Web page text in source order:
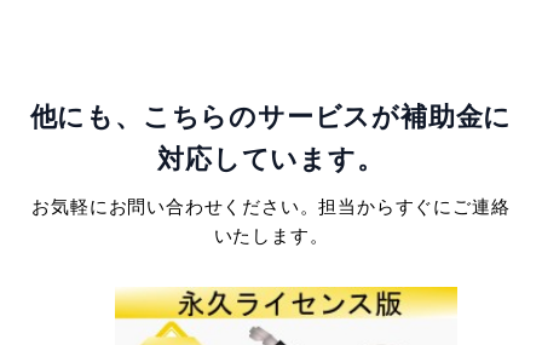
他にも、こちらのサービスが補助金に
対応しています。
お気軽にお問い合わせください。担当からすぐにご連絡
いたします。